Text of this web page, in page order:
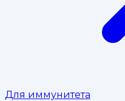
Для иммунитета